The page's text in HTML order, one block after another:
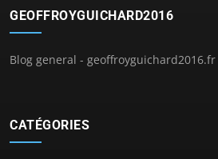
GEOFFROYGUICHARD2016
Blog general - geoffroyguichard2016.fr
CATÉGORIES